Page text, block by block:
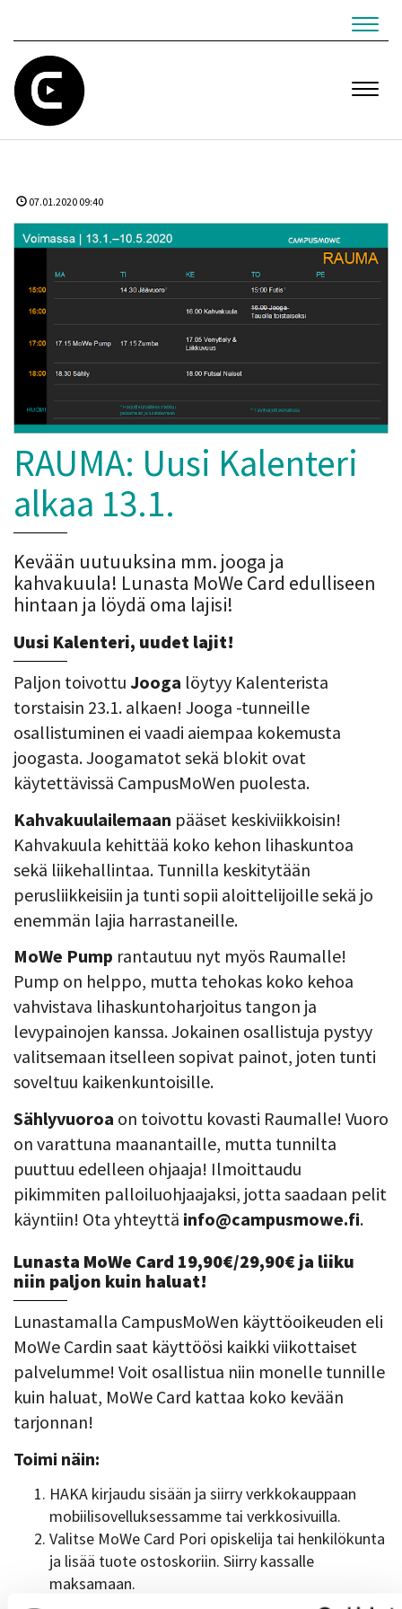
07.01.2020 09:40
RAUMA: Uusi Kalenteri
alkaa 13.1.
Kevään uutuuksina mm. jooga ja
kahvakuula! Lunasta MoWe Card edulliseen
hintaan ja löydä oma lajisi!
Uusi Kalenteri, uudet lajit!
Paljon toivottu Jooga löytyy Kalenterista
torstaisin 23.1. alkaen! Jooga -tunneille
osallistuminen ei vaadi aiempaa kokemusta
joogasta. Joogamatot sekä blokit ovat
käytettävissä CampusMoWen puolesta.
Kahvakuulailemaan pääset keskiviikkoisin!
Kahvakuula kehittää koko kehon lihaskuntoa
sekä liikehallintaa. Tunnilla keskitytään
perusliikkeisiin ja tunti sopii aloittelijoille sekä jo
enemmän lajia harrastaneille.
MoWe Pump rantautuu nyt myös Raumalle!
Pump on helppo, mutta tehokas koko kehoa
vahvistava lihaskuntoharjoitus tangon ja
levypainojen kanssa. Jokainen osallistuja pystyy
valitsemaan itselleen sopivat painot, joten tunti
soveltuu kaikenkuntoisille.
Sählyvuoroa on toivottu kovasti Raumalle! Vuoro
on varattuna maanantaille, mutta tunnilta
puuttuu edelleen ohjaaja! Ilmoittaudu
pikimmiten palloiluohjaajaksi, jotta saadaan pelit
käyntiin! Ota yhteyttä info@campusmowe.fi.
Lunasta MoWe Card 19,90€/29,90€ ja liiku
niin paljon kuin haluat!
Lunastamalla CampusMoWen käyttöoikeuden eli
MoWe Cardin saat käyttöösi kaikki viikottaiset
palvelumme! Voit osallistua niin monelle tunnille
kuin haluat, MoWe Card kattaa koko kevään
tarjonnan!
Toimi näin:
HAKA kirjaudu sisään ja siirry verkkokauppaan
mobiilisovelluksessamme tai verkkosivuilla.
Valitse MoWe Card Pori opiskelija tai henkilökunta
ja lisää tuote ostoskoriin. Siirry kassalle
maksamaan.